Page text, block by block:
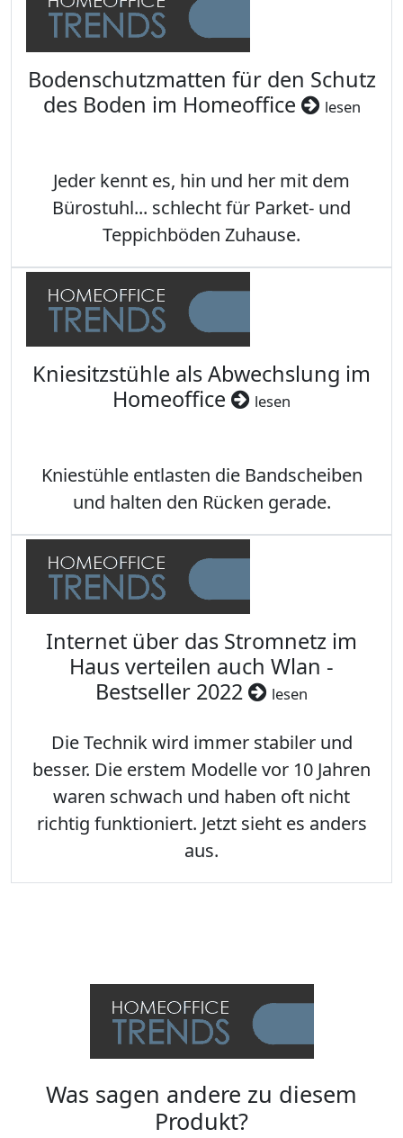
Bodenschutzmatten für den Schutz
des Boden im Homeoffice
lesen
Jeder kennt es, hin und her mit dem
Bürostuhl... schlecht für Parket- und
Teppichböden Zuhause.
Kniesitzstühle als Abwechslung im
Homeoffice
lesen
Kniestühle entlasten die Bandscheiben
und halten den Rücken gerade.
Internet über das Stromnetz im
Haus verteilen auch Wlan -
Bestseller 2022
lesen
Die Technik wird immer stabiler und
besser. Die erstem Modelle vor 10 Jahren
waren schwach und haben oft nicht
richtig funktioniert. Jetzt sieht es anders
aus.
Was sagen andere zu diesem
Produkt?